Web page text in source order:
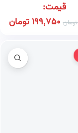
قیمت:
تومان 199,750تومان